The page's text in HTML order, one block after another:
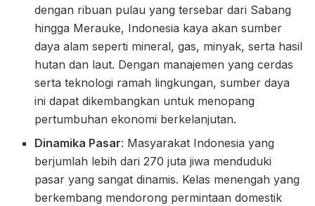
dengan ribuan pulau yang tersebar dari Sabang
hingga Merauke, Indonesia kaya akan sumber
daya alam seperti mineral, gas, minyak, serta hasil
hutan dan laut. Dengan manajemen yang cerdas
serta teknologi ramah lingkungan, sumber daya
ini dapat dikembangkan untuk menopang
pertumbuhan ekonomi berkelanjutan.
Dinamika Pasar: Masyarakat Indonesia yang
berjumlah lebih dari 270 juta jiwa menduduki
pasar yang sangat dinamis. Kelas menengah yang
berkembang mendorong permintaan domestik